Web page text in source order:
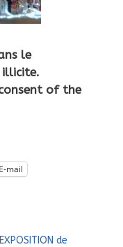
le
illicite.
of the
E-mail
de